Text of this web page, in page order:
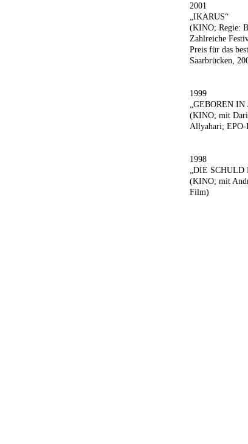
2001
„IKARUS“
(KINO; Regie:
Zahlreiche
Preis für das
Saarbrücken,
1999
„GEBOREN
(KINO; mit
Allyahari;
1998
„DIE
(KINO; mit
Film)